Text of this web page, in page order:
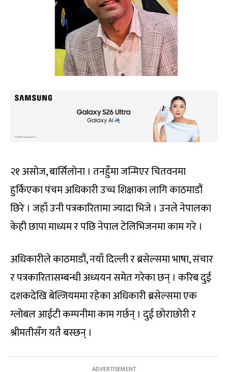
२१ असोज, बार्सिलोना । तनहुँमा जन्मिएर चितवनमा
हुर्किएका पंचम अधिकारी उच्च शिक्षाका लागि काठमाडौं
छिरे । जहाँ उनी पत्रकारितामा ज्यादा भिजे । उनले नेपालका
केही छापा माध्यम र पछि नेपाल टेलिभिजनमा काम गरे ।
अधिकारीले काठमाडौं, नयाँ दिल्ली र ब्रसेल्समा भाषा, संचार
र पत्रकारितासम्बन्धी अध्ययन समेत गरेका छन् । करिब दुई
दशकदेखि बेल्जियममा रहेका अधिकारी ब्रसेल्समा एक
ग्लोबल आईटी कम्पनीमा काम गर्छन् । दुई छोराछोरी र
श्रीमतीसँग यतै बस्छन् ।